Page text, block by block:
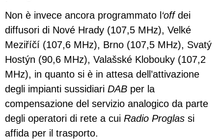
Non è invece ancora programmato l ‘offdei
diffusori di Nové Hrady (107,5 MHz), Velké
Meziříčí (107,6 MHz), Brno (107,5 MHz), Svatý
Hostýn (90,6 MHz), Valašské Klobouky (107,2
MHz), in quanto si è in attesa dell’attivazione
degli impianti sussidiari DAB per la
compensazione del servizio analogico da parte
degli operatori di rete a cui Radio Proglas si
affida per il trasporto.